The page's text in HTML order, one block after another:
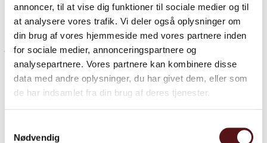
annoncer, til at vise dig funktioner til sociale medier og til
at analysere vores trafik. Vi deler også oplysninger om
din brug af vores hjemmeside med vores partnere inden
for sociale medier, annonceringspartnere og
analysepartnere. Vores partnere kan kombinere disse
data med andre oplysninger, du har givet dem, eller som
de har indsamlet fra din brug af deres tjenester.
Nødvendig
løbende kontrol og samordning af beredskabs-,
evakuerings- og øvelsesplaner
Specifikke foranstaltninger vedrørende evt. særligt farligt
arbejde